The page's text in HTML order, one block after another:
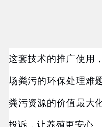
这套技术的推广使用
场粪污的环保处理难
粪污资源的价值最大